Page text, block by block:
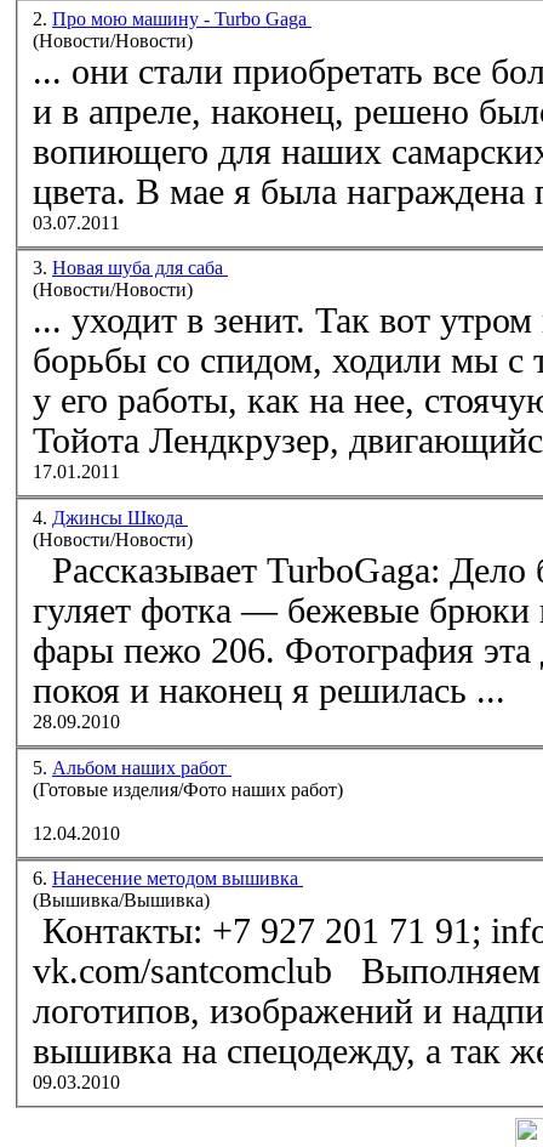
2. Про мою машину - Turbo Gaga
(Новости/Новости)
... они стали приобретать все
и в апреле, наконец, решено
вопиющего для наших
цвета. В мае я была
03.07.2011
3. Новая шуба для саба
(Новости/Новости)
... уходит в зенит. Так вот
борьбы со спидом, ходили мы с
у его работы, как на нее,
Тойота Лендкрузер,
17.01.2011
4. Джинсы Шкода
(Новости/Новости)
гуляет фотка — бежевые брюки
фары пежо 206. Фотография эта
покоя и наконец я решилась ...
28.09.2010
5. Альбом наших работ
(Готовые изделия/Фото наших работ)
12.04.2010
6. Нанесение методом вышивка
(Вышивка/Вышивка)
Контакты: +7 927 201 71 91;
vk.com/santcomclub Выполняем работы по нанесению
логотипов, изображений и
вышивка на спецодежду, а так
09.03.2010